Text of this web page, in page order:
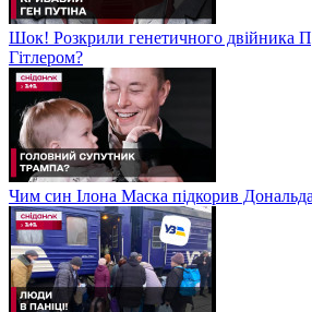
Шок! Розкрили генетичного двійника
Гітлером?
Чим син Ілона Маска підкорив